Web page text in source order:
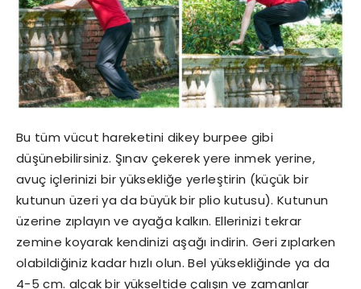
Bu tüm vücut hareketini dikey burpee gibi
düşünebilirsiniz. Şınav çekerek yere inmek yerine,
avuç içlerinizi bir yüksekliğe yerleştirin (küçük bir
kutunun üzeri ya da büyük bir plio kutusu). Kutunun
üzerine zıplayın ve ayağa kalkın. Ellerinizi tekrar
zemine koyarak kendinizi aşağı indirin. Geri zıplarken
olabildiğiniz kadar hızlı olun. Bel yüksekliğinde ya da
4-5 cm. alçak bir yükseltide çalışın ve zamanlar